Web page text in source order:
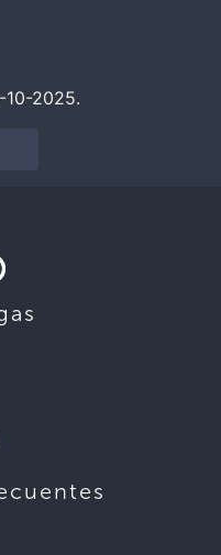
2025.